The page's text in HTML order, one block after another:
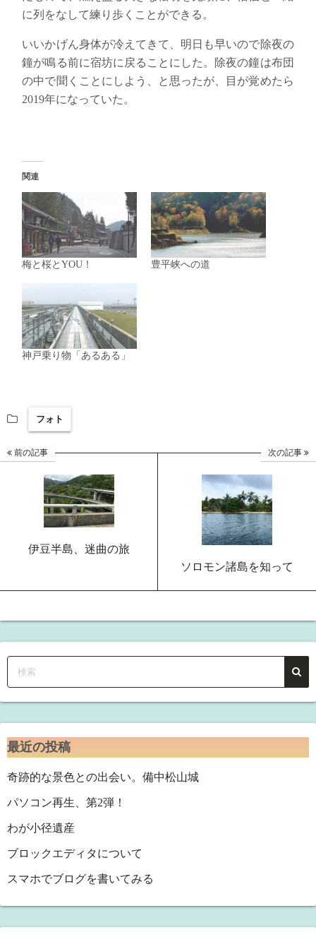
に列をなして練り歩くことができる。
いいかげん身体が冷えてきて、明日も早いので除夜の
鐘が鳴る前に宿坊に戻ることにした。除夜の鐘は布団
の中で聞くことにしよう、と思ったが、目が覚めたら
2019年になっていた。
関連
梅と桜とYOU！ 豊平峡への道
神戸乗り物「あるある」
フォト
前の記事
伊豆半島、迷曲の旅
次の記事
ソロモン諸島を知って
最近の投稿
奇跡的な景色との出会い。備中松山城
パソコン再生、第2弾！
わが小径遺産
ブロックエディタについて
スマホでブログを書いてみる